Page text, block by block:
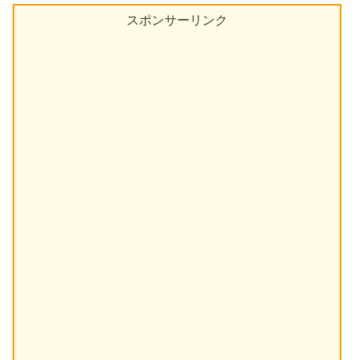
スポンサーリンク